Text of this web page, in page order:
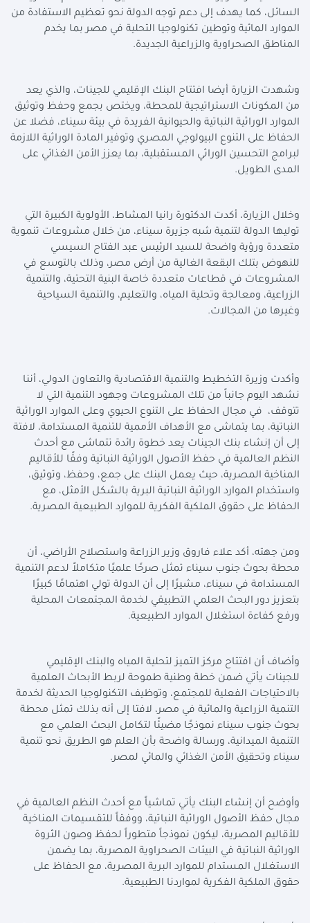
السائل، كما يهدف إلى دعم توجه الدولة نحو تعظيم الاستفادة من
الموارد المائية وتوطين تكنولوجيا التحلية في مصر بما يخدم
المناطق الصحراوية والزراعية الجديدة.
وشهدت الزيارة أيضا افتتاح البنك الإقليمي للجينات، والذي يعد
من المكونات الاستراتيجية للمحطة، ويختص بجمع وحفظ وتوثيق
الموارد الوراثية النباتية والحيوانية الفريدة في بيئة سيناء، فضلا عن
الحفاظ على التنوع البيولوجي المصري وتوفير المادة الوراثية اللازمة
لبرامج التحسين الوراثي المستقبلية، بما يعزز الأمن الغذائي على
المدى الطويل.
وخلال الزيارة، أكدت الدكتورة رانيا المشاط، الأولوية الكبيرة التي
توليها الدولة لتنمية شبه جزيرة سيناء، من خلال مشروعات تنموية
متعددة ورؤية واضحة للسيد الرئيس عبد الفتاح السيسي
للنهوض بتلك البقعة الغالية من أرض مصر، وذلك بالتوسع في
المشروعات في قطاعات متعددة خاصة البنية التحتية، والتنمية
الزراعية، ومعالجة وتحلية المياه، والتعليم، والتنمية السياحية
وغيرها من المجالات.
وأكدت وزيرة التخطيط والتنمية الاقتصادية والتعاون الدولي، أننا
نشهد اليوم جانباً من تلك المشروعات وجهود التنمية التي لا
تتوقف، في مجال الحفاظ على التنوع الحيوي وعلى الموارد الوراثية
النباتية، بما يتماشى مع الأهداف الأممية للتنمية المستدامة، لافتة
إلى أن إنشاء بنك الجينات يعد خطوة رائدة تتماشى مع أحدث
النظم العالمية في حفظ الأصول الوراثية النباتية وفقًا للأقاليم
المناخية المصرية، حيث يعمل البنك على جمع، وحفظ، وتوثيق،
واستخدام الموارد الوراثية النباتية البرية بالشكل الأمثل، مع
الحفاظ على حقوق الملكية الفكرية للموارد الطبيعية المصرية.
ومن جهته، أكد علاء فاروق وزير الزراعة واستصلاح الأراضي، أن
محطة بحوث جنوب سيناء تمثل صرحًا علميًا متكاملاً لدعم التنمية
المستدامة في سيناء، مشيرًا إلى أن الدولة تولي اهتمامًا كبيرًا
بتعزيز دور البحث العلمي التطبيقي لخدمة المجتمعات المحلية
ورفع كفاءة استغلال الموارد الطبيعية.
وأضاف أن افتتاح مركز التميز لتحلية المياه والبنك الإقليمي
للجينات يأتي ضمن خطة وطنية طموحة لربط الأبحاث العلمية
بالاحتياجات الفعلية للمجتمع، وتوظيف التكنولوجيا الحديثة لخدمة
التنمية الزراعية والمائية في مصر، لافتا إلى أنه بذلك تمثل محطة
بحوث جنوب سيناء نموذجًا مضيئًا لتكامل البحث العلمي مع
التنمية الميدانية، ورسالة واضحة بأن العلم هو الطريق نحو تنمية
سيناء وتحقيق الأمن الغذائي والمائي لمصر.
وأوضح أن إنشاء البنك يأتي تماشياً مع أحدث النظم العالمية في
مجال حفظ الأصول الوراثية النباتية، ووفقاً للتقسيمات المناخية
للأقاليم المصرية، ليكون نموذجاً متطوراً لحفظ وصون الثروة
الوراثية النباتية في البيئات الصحراوية المصرية، بما يضمن
الاستغلال المستدام للموارد البرية المصرية، مع الحفاظ على
حقوق الملكية الفكرية لمواردنا الطبيعية.